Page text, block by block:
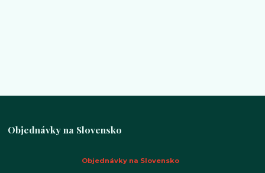
Objednávky na Slovensko
Objednávky na Slovensko